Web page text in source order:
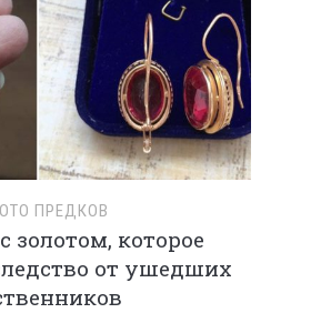
ПРЕДКОВ
золотом, которое
от ушедших